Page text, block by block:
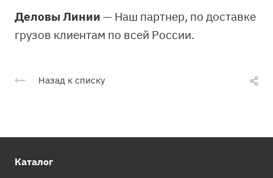
Деловы Линии — Наш партнер, по доставке
грузов клиентам по всей России.
Назад к списку
Каталог